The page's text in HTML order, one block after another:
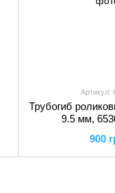
Артикул:
Трубогиб
9.5 мм,
900